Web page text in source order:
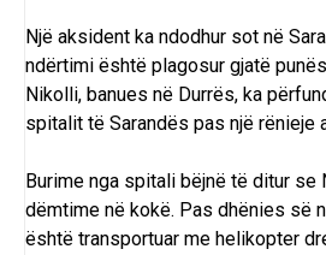
Një aksident ka ndodhur sot në
ndërtimi është plagosur gjatë
Nikolli, banues në Durrës, ka
spitalit të Sarandës pas një rënieje
Burime nga spitali bëjnë të ditur se
dëmtime në kokë. Pas dhënies së
është transportuar me helikopter